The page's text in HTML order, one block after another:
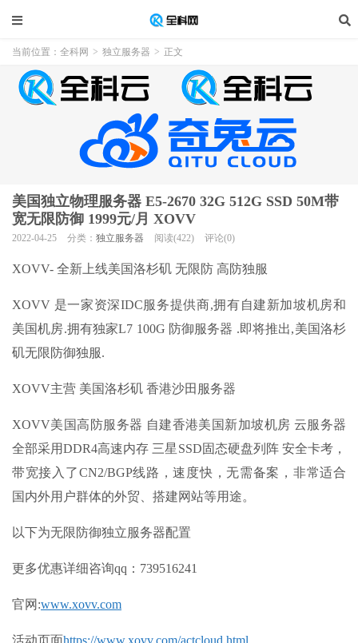
当前位置： 全科网 > 独立服务器 > 正文
美国独立物理服务器 E5-2670 32G 512G SSD 50M带
宽无限防御 1999元/月 XOVV
2022-04-25 分类： 独立服务器 阅读(422) 评论(0)
XOVV- 全新上线美国洛杉矶 无限防 高防独服
XOVV 是一家资深IDC服务提供商,拥有自建新加坡机房和
美国机房.拥有独家L7 100G 防御服务器 .即将推出,美国洛杉
矶无限防御独服.
XOVV主营 美国洛杉矶 香港沙田服务器
XOVV美国高防服务器 自建香港美国新加坡机房 云服务器
全部采用DDR4高速内存 三星SSD固态硬盘列阵 安全卡考，
带宽接入了CN2/BGP线路，速度快，无需备案，非常适合
国内外用户群体的外贸、搭建网站等用途。
以下为无限防御独立服务器配置
更多优惠详细咨询qq：739516241
官网 :www.xovv.com
活动页面https://www.xovv.com/actcloud.html